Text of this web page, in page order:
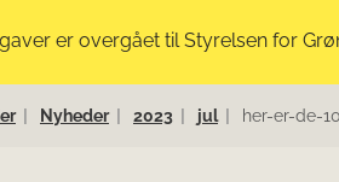
er overgået til Styrelsen for
Nyheder 2023 jul her-er-de-